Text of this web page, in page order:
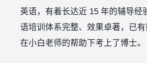
英语，有着长达近 15 年的辅导经
语培训体系完整、效果卓著，已
在小白老师的帮助下考上了博士。